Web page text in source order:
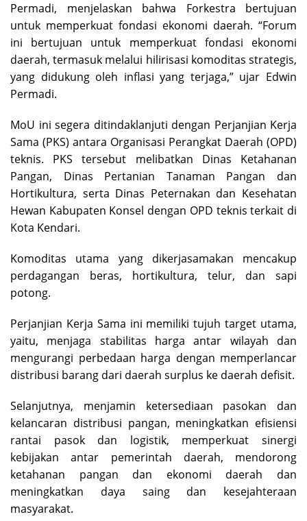
Permadi, menjelaskan bahwa Forkestra bertujuan
untuk memperkuat fondasi ekonomi daerah. “Forum
ini bertujuan untuk memperkuat fondasi ekonomi
daerah, termasuk melalui hilirisasi komoditas strategis,
yang didukung oleh inflasi yang terjaga,” ujar Edwin
Permadi.
MoU ini segera ditindaklanjuti dengan Perjanjian Kerja
Sama (PKS) antara Organisasi Perangkat Daerah (OPD)
teknis. PKS tersebut melibatkan Dinas Ketahanan
Pangan, Dinas Pertanian Tanaman Pangan dan
Hortikultura, serta Dinas Peternakan dan Kesehatan
Hewan Kabupaten Konsel dengan OPD teknis terkait di
Kota Kendari.
Komoditas utama yang dikerjasamakan mencakup
perdagangan beras, hortikultura, telur, dan sapi
potong.
Perjanjian Kerja Sama ini memiliki tujuh target utama,
yaitu, menjaga stabilitas harga antar wilayah dan
mengurangi perbedaan harga dengan memperlancar
distribusi barang dari daerah surplus ke daerah defisit.
Selanjutnya, menjamin ketersediaan pasokan dan
kelancaran distribusi pangan, meningkatkan efisiensi
rantai pasok dan logistik, memperkuat sinergi
kebijakan antar pemerintah daerah, mendorong
ketahanan pangan dan ekonomi daerah dan
meningkatkan daya saing dan kesejahteraan
masyarakat.